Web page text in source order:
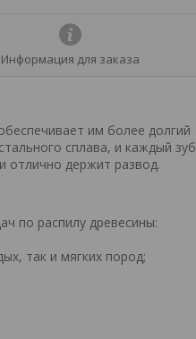
Информация для заказа
им более долгий
сплава, и каждый зуб
отлично держит развод.
по распилу древесины:
так и мягких пород;